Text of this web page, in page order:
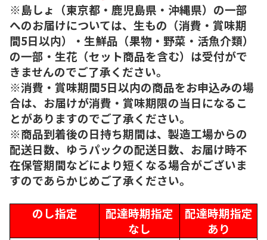
※島しょ（東京都・鹿児島県・沖縄県）の一部
へのお届けについては、生もの（消費・賞味期
間5日以内）・生鮮品（果物・野菜・活魚介類）
の一部・生花（セット商品を含む）は受付がで
きませんのでご了承ください。
※消費・賞味期間5日以内の商品をお申込みの場
合は、お届けが消費・賞味期限の当日になるこ
とがありますのでご了承ください。
※商品到着後の日持ち期間は、製造工場からの
配送日数、ゆうパックの配送日数、お届け時不
在保管期間などにより短くなる場合がございま
すのであらかじめご了承ください。
のし指定
配達時期指定
なし
配達時期指定
あり